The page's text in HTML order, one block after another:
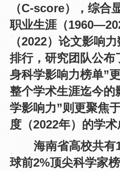
（C-score），综合
职业生涯（
（2022）论文影响
排行，研究团队公布
身科学影响力榜单”
整个学术生涯迄今的
学影响力”则更聚焦
度（2022年）的学术
海南省高校共有
球前2%顶尖科学家